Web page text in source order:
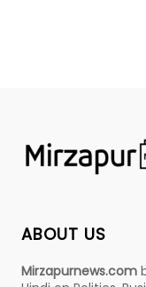
ABOUT US
Mirzapurnews.com